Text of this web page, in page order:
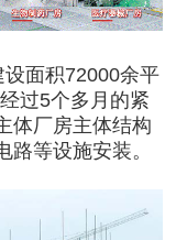
设面积72000余平
过5个多月的紧
体厂房主体结构
等设施安装。